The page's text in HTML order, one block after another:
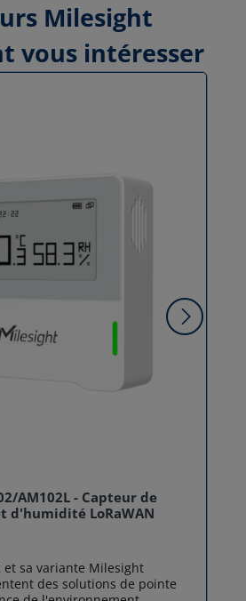
Milesight
vous intéresser
AM102L - Capteur de
d'humidité LoRaWAN
et sa variante Milesight
des solutions de pointe